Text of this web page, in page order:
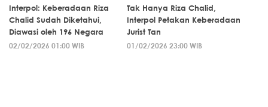
Interpol: Keberadaan Riza
Chalid Sudah Diketahui,
Diawasi oleh 196 Negara
02/02/2026 01:00 WIB
Tak Hanya Riza Chalid,
Interpol Petakan Keberadaan
Jurist Tan
01/02/2026 23:00 WIB